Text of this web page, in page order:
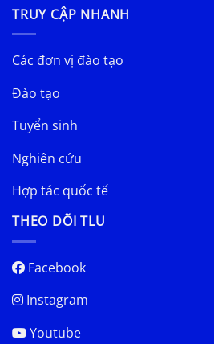
TRUY CẬP NHANH
Các đơn vị đào tạo
Đào tạo
Tuyển sinh
Nghiên cứu
Hợp tác quốc tế
THEO DÕI TLU
Facebook
Instagram
Youtube